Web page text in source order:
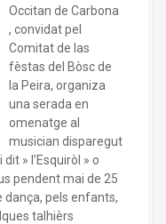
Occitan de Carbona
, convidat pel
Comitat de las
fèstas del Bòsc de
la Peira, organiza
una serada en
omenatge al
musician disparegut
» l’Esquiròl » o
pendent mai de 25
dança, pels enfants,
talhièrs